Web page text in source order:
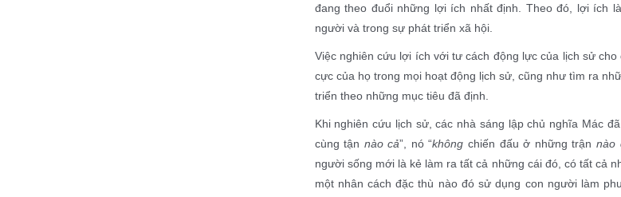
đang theo đuổi những lợi ích nhất định. Theo đó, lợi ích
người và trong sự phát triển xã hội.
Việc nghiên cứu lợi ích với tư cách động lực của lịch sử
cực của họ trong mọi hoạt động lịch sử, cũng như tìm ra
triển theo những mục tiêu đã định.
Khi nghiên cứu lịch sử, các nhà sáng lập chủ nghĩa Mác
cùng tận nào cả”, nó “không chiến đấu ở những trận nào
người sống mới là kẻ làm ra tất cả những cái đó, có tất cả
một nhân cách đặc thù nào đó sử dụng con người làm